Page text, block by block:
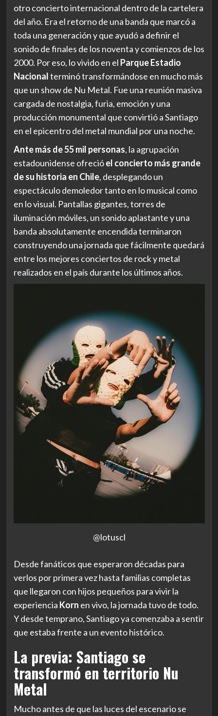
otro concierto internacional dentro de la cartelera
del año. Era el retorno de una banda que marcó a
toda una generación y que ayudó a definir el
sonido de finales de los noventa y comienzos de los
2000. Por eso, lo vivido en el Parque Estadio
Nacionalterminó transformándose en mucho más
que un show de Nu Metal. Fue una reunión masiva
cargada de nostalgia, furia, emoción y una
producción monumental que convirtió a Santiago
en el epicentro del metal mundial por una noche.
Ante más de 55 mil personas, la agrupación
estadounidense ofrecióel concierto más grande
de su historia en Chile, desplegando un
espectáculo demoledor tanto en lo musical como
en lo visual. Pantallas gigantes, torres de
iluminación móviles, un sonido aplastante y una
banda absolutamente encendida terminaron
construyendo una jornada que fácilmente quedará
entre los mejores conciertos de rock y metal
realizados en el país durante los últimos años.
@lotuscl
Desde fanáticos que esperaron décadas para
verlos por primera vez hasta familias completas
que llegaron con hijos pequeños para vivir la
experiencia Korn en vivo, la jornada tuvo de todo.
Y desde temprano, Santiago ya comenzaba a sentir
que estaba frente a un evento histórico.
La previa: Santiago se
transformó en territorio Nu
Metal
Mucho antes de que las luces del escenario se